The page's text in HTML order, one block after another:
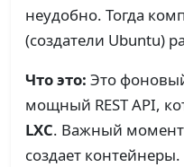
неудобно. Тогда
(создатели Ubuntu)
Что это: Это
мощный REST API,
LXC. Важный
создает